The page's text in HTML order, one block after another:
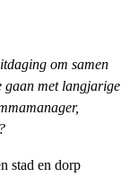
om samen
gaan met langjarige
stad en dorp